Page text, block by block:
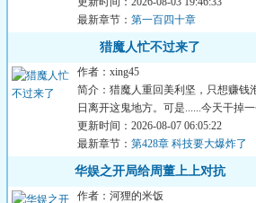
最新章节： 第一百四十章
猎魔人忙不过来了
作者：xing45
简介：猎魔人重回美利坚，只想赚钱
日离开这鬼地方。可是......今天干掉
恶灵，明天杀过来一...
更新时间：2026-08-07 06:05:22
最新章节： 第428章 科技要大爆炸了
华娱之开局给周董上上对抗
作者：河狸的米饭